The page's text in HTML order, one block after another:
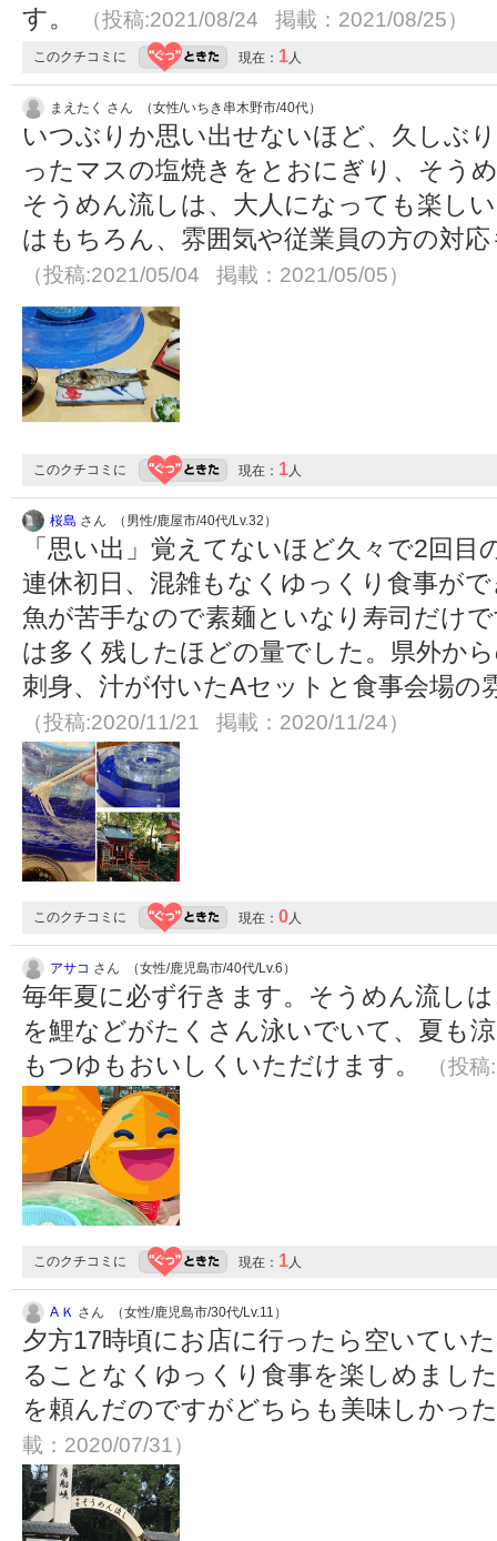
す。
（投稿:2021/08/24 掲載：2021/08/25）
このクチコミに 現在： 1人
まえたく さん （女性/いちき串木野市/40代）
いつぶりか思い出せないほど、久しぶ
ったマスの塩焼きをとおにぎり、そう
そうめん流しは、大人になっても楽し
はもちろん、雰囲気や従業員の方の対
（投稿:2021/05/04 掲載：2021/05/05）
このクチコミに 現在： 1人
桜島 さん （男性/鹿屋市/40代/Lv.32）
「思い出」覚えてないほど久々で2回
連休初日、混雑もなくゆっくり食事が
魚が苦手なので素麺といなり寿司だけ
は多く残したほどの量でした。県外か
刺身、汁が付いたAセットと食事会場の
（投稿:2020/11/21 掲載：2020/11/24）
このクチコミに 現在： 0人
アサコ さん （女性/鹿児島市/40代/Lv.6）
毎年夏に必ず行きます。そうめん流し
を鯉などがたくさん泳いでいて、夏も
もつゆもおいしくいただけます。
（投
このクチコミに 現在： 1人
A Ｋ さん （女性/鹿児島市/30代/Lv.11）
夕方17時頃にお店に行ったら空いてい
ることなくゆっくり食事を楽しめまし
を頼んだのですがどちらも美味しかっ
載：2020/07/31）